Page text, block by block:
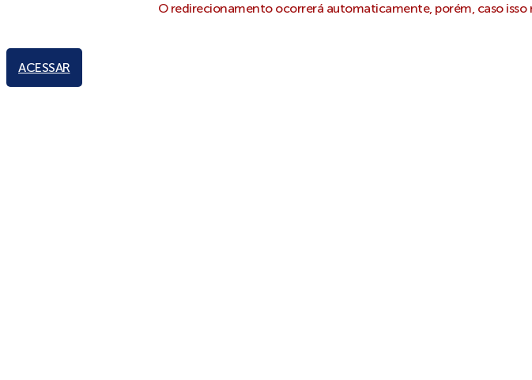
O redirecionamento ocorrerá automaticamente, porém, caso isso
ACESSAR